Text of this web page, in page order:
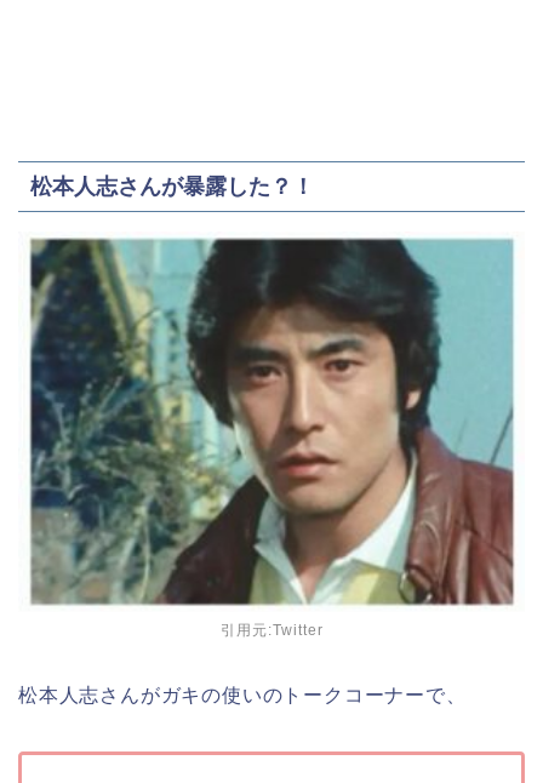
松本人志さんが暴露した？！
引用元:Twitter
松本人志さんがガキの使いのトークコーナーで、